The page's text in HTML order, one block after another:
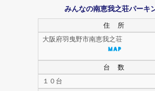
みんなの南恵我之荘パーキ
住 所
大阪府羽曳野市南恵我之荘
台 数
１０台